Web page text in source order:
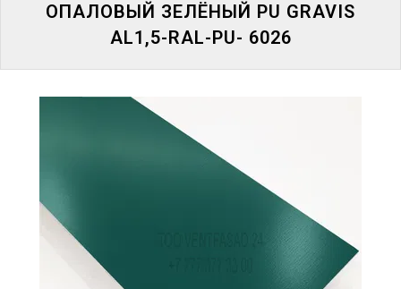
ОПАЛОВЫЙ ЗЕЛЁНЫЙ PU GRAVIS
AL1,5-RAL-PU- 6026